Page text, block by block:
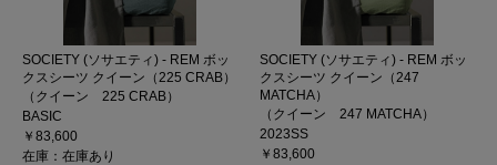
SOCIETY (ソサエティ) - REM ボッ
クスシーツ クイーン（225 CRAB）
（クイーン 225 CRAB）
BASIC
￥83,600
在庫：在庫あり
SOCIETY (ソサエティ) - REM ボッ
クスシーツ クイーン（247
MATCHA）
（クイーン 247 MATCHA）
2023SS
￥83,600